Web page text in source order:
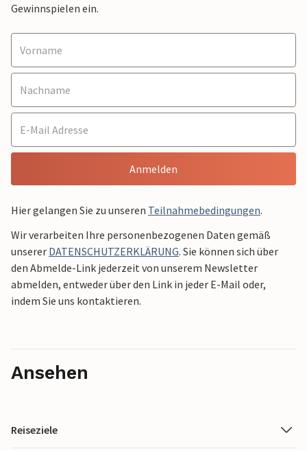
Gewinnspielen ein.
Anmelden
Hier gelangen Sie zu unseren Teilnahmebedingungen.
Wir verarbeiten Ihre personenbezogenen Daten gemäß
unserer DATENSCHUTZERKLÄRUNG. Sie können sich über
den Abmelde-Link jederzeit von unserem Newsletter
abmelden, entweder über den Link in jeder E-Mail oder,
indem Sie uns kontaktieren.
Ansehen
Reiseziele